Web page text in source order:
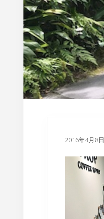
2016年4月8日